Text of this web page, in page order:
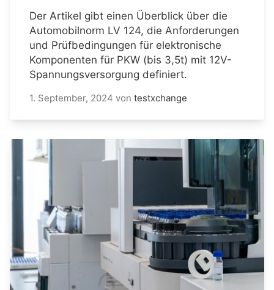
Der Artikel gibt einen Überblick über die
Automobilnorm LV 124, die Anforderungen
und Prüfbedingungen für elektronische
Komponenten für PKW (bis 3,5t) mit 12V-
Spannungsversorgung definiert.
1. September, 2024 von testxchange